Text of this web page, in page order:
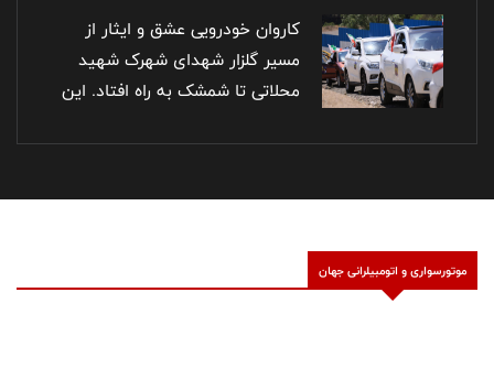
کاروان خودرویی عشق و ایثار از
مسیر گلزار شهدای شهرک شهید
محلاتی تا شمشک به راه افتاد. این
حضور خاطره‌انگیز ۵۰ خودرو از
موتورسواری و اتومبیلرانی جهان